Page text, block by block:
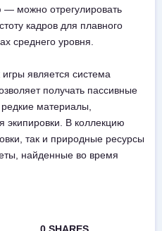
— можно отрегулировать
кадров для плавного
среднего уровня.
является система
получать пассивные
материалы,
В коллекцию
так и природные ресурсы
найденные во время